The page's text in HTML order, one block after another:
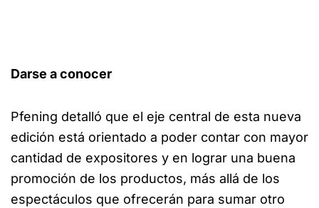
Darse a conocer
Pfening detalló que el eje central de esta nueva
edición está orientado a poder contar con mayor
cantidad de expositores y en lograr una buena
promoción de los productos, más allá de los
espectáculos que ofrecerán para sumar otro